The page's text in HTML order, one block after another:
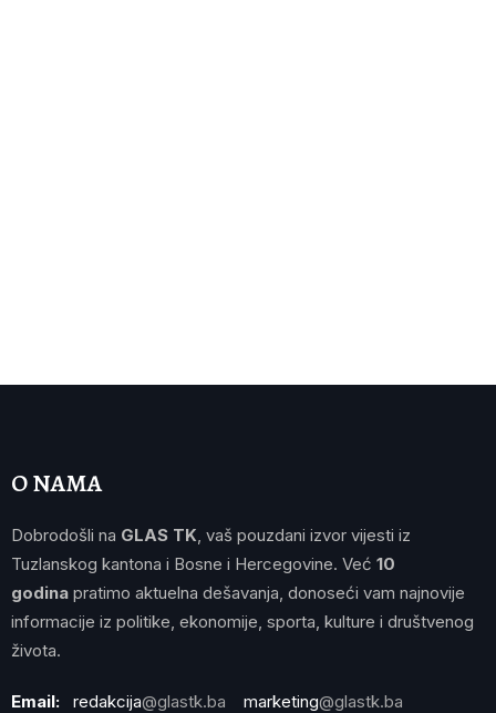
O NAMA
Dobrodošli na GLAS TK , vaš pouzdani izvor vijesti iz
Tuzlanskog kantona i Bosne i Hercegovine. Već 10
godina pratimo aktuelna dešavanja, donoseći vam najnovije
informacije iz politike, ekonomije, sporta, kulture i društvenog
života.
Email: redakcija@glastk.ba marketing@glastk.ba